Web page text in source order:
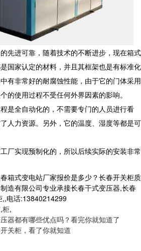
先进可靠，随着技术的不断进步，现在箱式
国家认定的材料，并且其框架也是有标准化
有非常好的耐腐蚀性能，由于它的门体采用
的使用过程不受任何外界因素的影响。
是全自动化的，不需要专门的人员进行看
人力资源。另外，它的温度、湿度等都是可
厂实现预制化的，所以后续实际的安装非常
箱式变电站厂家报价是多少？长春开关柜质
造有限公司专业承接长春干式变压器,长春
,,电话:13840214299
,柜,
器都有哪些优点吗？看完你就知道了
关柜，看了你就知道